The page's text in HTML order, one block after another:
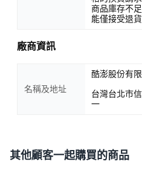
商品庫存不
能僅接受退
廠商資訊
名稱及地址
酷澎股份有
台灣台北市
一
其他顧客一起購買的商品